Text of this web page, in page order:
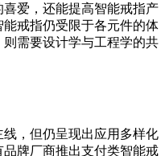
爱，还能提高智能戒指产
戒指仍受限于各元件的体
需要设计学与工程学的共
，但仍呈现出应用多样化
牌厂商推出支付类智能戒